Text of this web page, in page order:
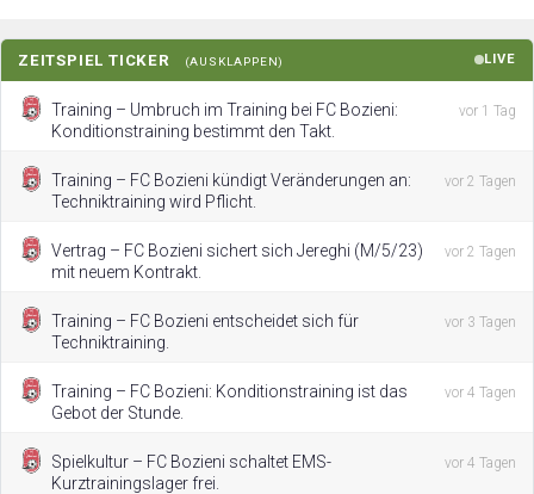
ZEITSPIEL TICKER (AUSKLAPPEN) LIVE
Training – Umbruch im Training bei FC Bozieni:
Konditionstraining bestimmt den Takt.
vor 1 Tag
Training – FC Bozieni kündigt Veränderungen an:
Techniktraining wird Pflicht.
vor 2 Tagen
Vertrag – FC Bozieni sichert sich Jereghi (M/5/23)
mit neuem Kontrakt.
vor 2 Tagen
Training – FC Bozieni entscheidet sich für
Techniktraining.
vor 3 Tagen
Training – FC Bozieni: Konditionstraining ist das
Gebot der Stunde.
vor 4 Tagen
Spielkultur – FC Bozieni schaltet EMS-
Kurztrainingslager frei.
vor 4 Tagen